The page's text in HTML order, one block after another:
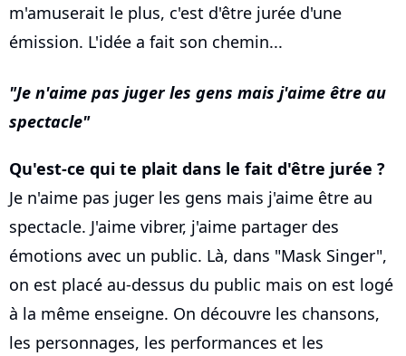
m'amuserait le plus, c'est d'être jurée d'une
émission. L'idée a fait son chemin...
Je n'aime pas juger les gens mais j'aime être au
spectacle
Qu'est-ce qui te plait dans le fait d'être jurée ?
Je n'aime pas juger les gens mais j'aime être au
spectacle. J'aime vibrer, j'aime partager des
émotions avec un public. Là, dans "Mask Singer",
on est placé au-dessus du public mais on est logé
à la même enseigne. On découvre les chansons,
les personnages, les performances et les